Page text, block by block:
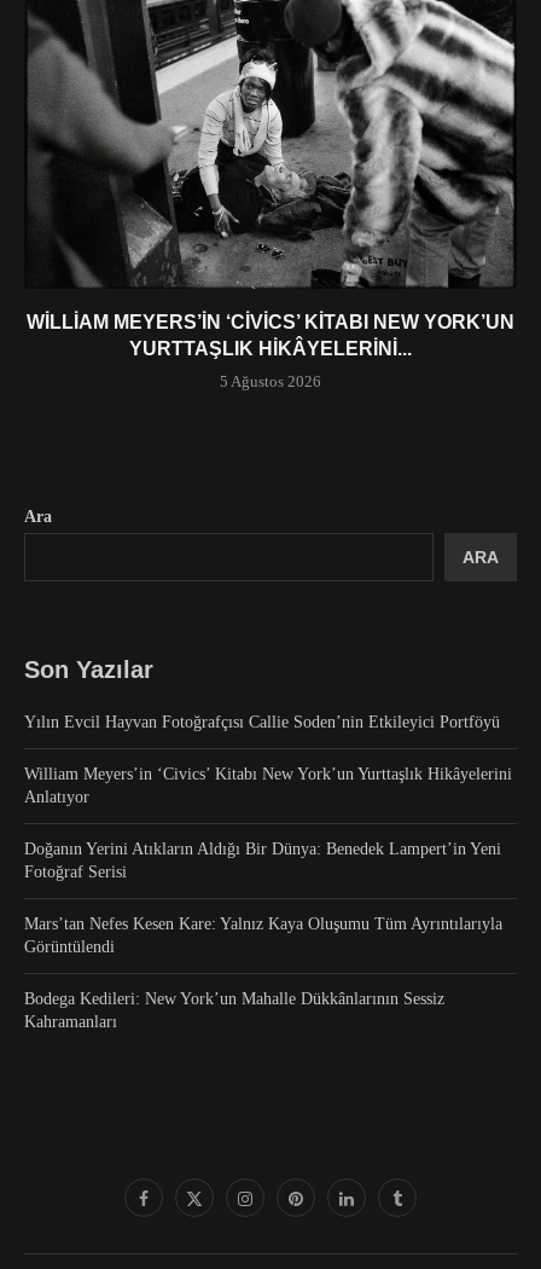
WILLIAM MEYERS’IN ‘CIVICS’ KITABI NEW YORK’UN
YURTTAŞLIK HIKÂYELERINI...
5 Ağustos 2026
Ara
ARA
Son Yazılar
Yılın Evcil Hayvan Fotoğrafçısı Callie Soden’nin Etkileyici Portföyü
William Meyers’in ‘Civics’ Kitabı New York’un Yurttaşlık Hikâyelerini
Anlatıyor
Doğanın Yerini Atıkların Aldığı Bir Dünya: Benedek Lampert’in Yeni
Fotoğraf Serisi
Mars’tan Nefes Kesen Kare: Yalnız Kaya Oluşumu Tüm Ayrıntılarıyla
Görüntülendi
Bodega Kedileri: New York’un Mahalle Dükkânlarının Sessiz
Kahramanları